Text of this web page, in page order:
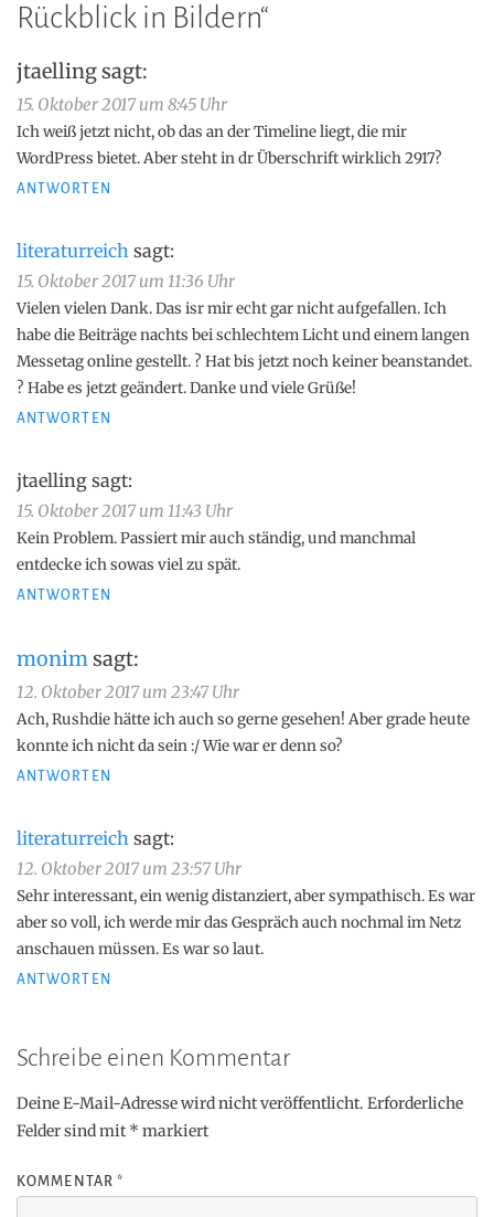
Rückblick in Bildern“
jtaellingsagt:
15. Oktober 2017 um 8:45 Uhr
Ich weiß jetzt nicht, ob das an der Timeline liegt, die mir
WordPress bietet. Aber steht in dr Überschrift wirklich 2917?
ANTWORTEN
literaturreich sagt:
15. Oktober 2017 um 11:36 Uhr
Vielen vielen Dank. Das isr mir echt gar nicht aufgefallen. Ich
habe die Beiträge nachts bei schlechtem Licht und einem langen
Messetag online gestellt. ? Hat bis jetzt noch keiner beanstandet.
? Habe es jetzt geändert. Danke und viele Grüße!
ANTWORTEN
jtaelling sagt:
15. Oktober 2017 um 11:43 Uhr
Kein Problem. Passiert mir auch ständig, und manchmal
entdecke ich sowas viel zu spät.
ANTWORTEN
monimsagt:
12. Oktober 2017 um 23:47 Uhr
Ach, Rushdie hätte ich auch so gerne gesehen! Aber grade heute
konnte ich nicht da sein :/ Wie war er denn so?
ANTWORTEN
literaturreich sagt:
12. Oktober 2017 um 23:57 Uhr
Sehr interessant, ein wenig distanziert, aber sympathisch. Es war
aber so voll, ich werde mir das Gespräch auch nochmal im Netz
anschauen müssen. Es war so laut.
ANTWORTEN
Schreibe einen Kommentar
Deine E-Mail-Adresse wird nicht veröffentlicht. Erforderliche
Felder sind mit * markiert
KOMMENTAR*